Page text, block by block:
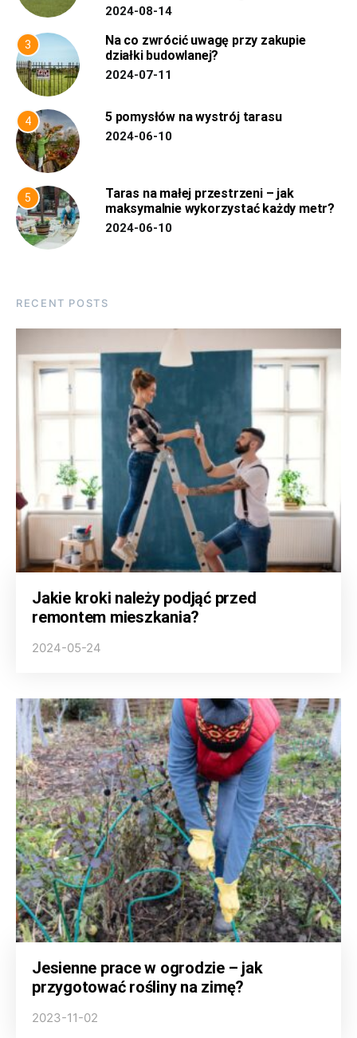
2024-08-14
3
Na co zwrócić uwagę przy zakupie
działki budowlanej?
2024-07-11
4 5 pomysłów na wystrój tarasu
2024-06-10
5
Taras na małej przestrzeni – jak
maksymalnie wykorzystać każdy metr?
2024-06-10
RECENT POSTS
Jakie kroki należy podjąć przed
remontem mieszkania?
2024-05-24
Jesienne prace w ogrodzie – jak
przygotować rośliny na zimę?
2023-11-02